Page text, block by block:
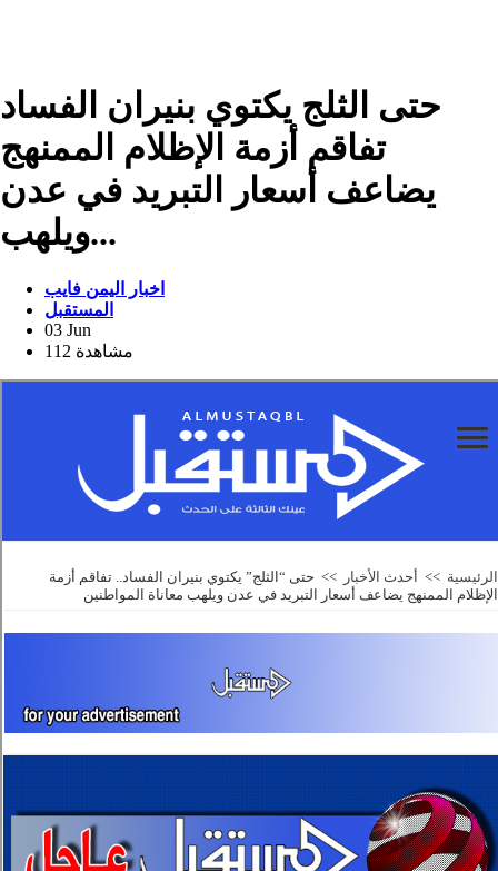
حتى الثلج يكتوي بنيران الفساد
تفاقم أزمة الإظلام الممنهج
يضاعف أسعار التبريد في عدن
ويلهب...
اخبار اليمن فايب
المستقبل
03 Jun
112 مشاهدة